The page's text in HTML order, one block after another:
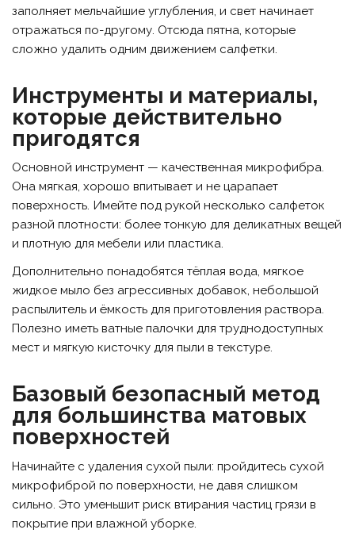
заполняет мельчайшие углубления, и свет начинает
отражаться по-другому. Отсюда пятна, которые
сложно удалить одним движением салфетки.
Инструменты и материалы,
которые действительно
пригодятся
Основной инструмент — качественная микрофибра.
Она мягкая, хорошо впитывает и не царапает
поверхность. Имейте под рукой несколько салфеток
разной плотности: более тонкую для деликатных вещей
и плотную для мебели или пластика.
Дополнительно понадобятся тёплая вода, мягкое
жидкое мыло без агрессивных добавок, небольшой
распылитель и ёмкость для приготовления раствора.
Полезно иметь ватные палочки для труднодоступных
мест и мягкую кисточку для пыли в текстуре.
Базовый безопасный метод
для большинства матовых
поверхностей
Начинайте с удаления сухой пыли: пройдитесь сухой
микрофиброй по поверхности, не давя слишком
сильно. Это уменьшит риск втирания частиц грязи в
покрытие при влажной уборке.